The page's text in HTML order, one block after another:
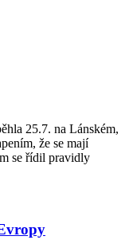
25.7. na Lánském,
že se mají
se řídil pravidly